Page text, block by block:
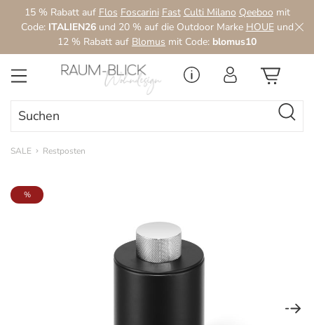
Zum Hauptinhalt springen
15 % Rabatt auf Flos Foscarini Fast Culti Milano Qeeboo mit
Code: ITALIEN26und 20 % auf die Outdoor Marke HOUEund
12 % Rabatt auf Blomus mit Code: blomus10
SALE Restposten
Bildergalerie überspringen
%